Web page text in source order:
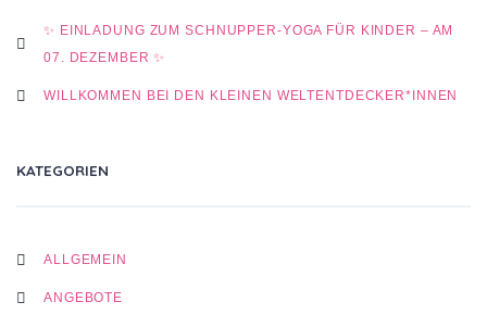
✨ EINLADUNG ZUM SCHNUPPER-YOGA FÜR KINDER – AM
07. DEZEMBER ✨
WILLKOMMEN BEI DEN KLEINEN WELTENTDECKER*INNEN
KATEGORIEN
ALLGEMEIN
ANGEBOTE